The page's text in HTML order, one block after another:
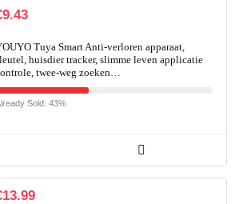
9.43
Tuya Smart Anti-verloren apparaat,
huisdier tracker, slimme leven applicatie
twee-weg zoeken…
Sold: 43%
13.99